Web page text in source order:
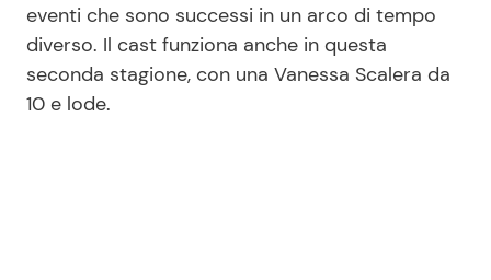
eventi che sono successi in un arco di tempo
diverso. Il cast funziona anche in questa
seconda stagione, con una Vanessa Scalera da
10 e lode.